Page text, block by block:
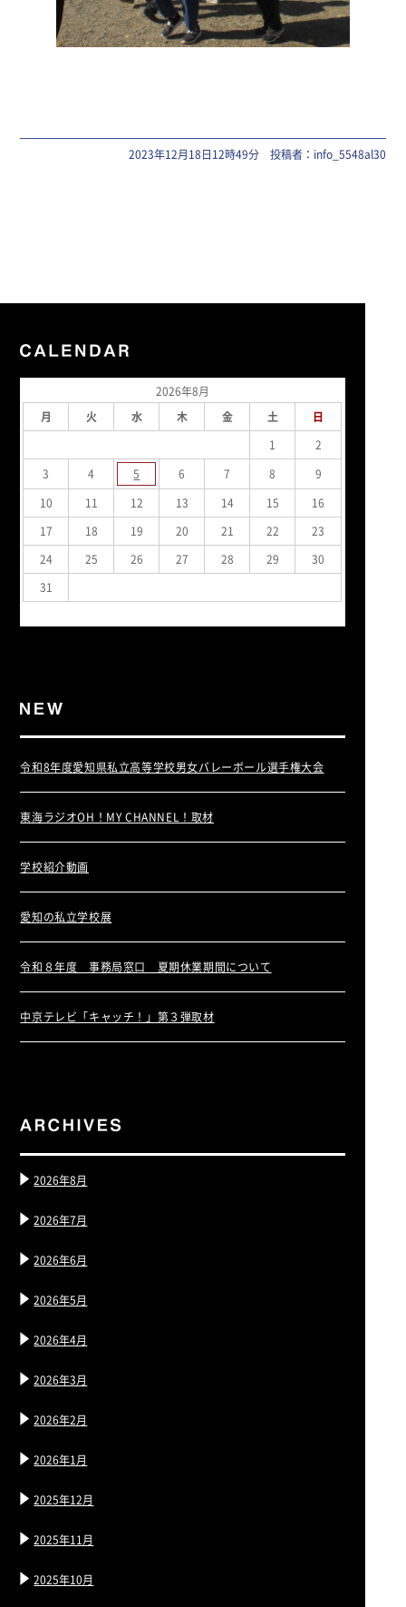
2023年12月18日12時49分 投稿者：info_5548al30
2026年8月
月
火 水 木 金 土
日
1
2
3
4 5 6 7 8
9
10
11 12 13 14 15
16
17
18 19 20 21 22
23
24
25 26 27 28 29
30
31
令和8年度愛知県私立高等学校男女バレーボール選手権大会
東海ラジオOH！MY CHANNEL！取材
学校紹介動画
愛知の私立学校展
令和８年度 事務局窓口 夏期休業期間について
中京テレビ「キャッチ！」第３弾取材
2026年8月
2026年7月
2026年6月
2026年5月
2026年4月
2026年3月
2026年2月
2026年1月
2025年12月
2025年11月
2025年10月